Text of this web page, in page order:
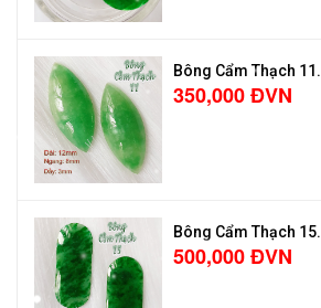
Bông Cẩm Thạch 11.
350,000 ĐVN
Bông Cẩm Thạch 15.
500,000 ĐVN